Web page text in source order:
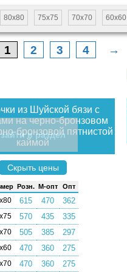
80х80 75х75 70х70 60х60
1 2 3 4 →
из Шуйской бязи с
на черно-бронзовом
бронзовой пятнистой
каймой
зайти в раздел
Скрыть цены
Розн. М-опт Опт
615 470 362
570 435 335
505 385 297
470 360 275
470 360 275